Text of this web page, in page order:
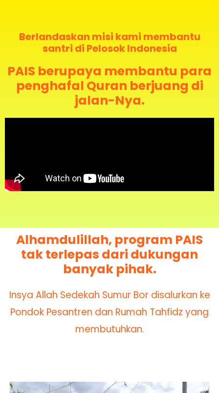
Berlandaskan misi kami membantu
santri di Pelosok Indonesia
PAIS berupaya membantu para
penghafal Quran berjuang di
jalan-Nya.
Alhamdulillah, program PAIS
tak terlepas dari dukungan
banyak pihak.
Insya Allah Sedekah Sumur Bor disalurkan ke
Pondok Pesantren dan Rumah Tahfidz yang
membutuhkan.